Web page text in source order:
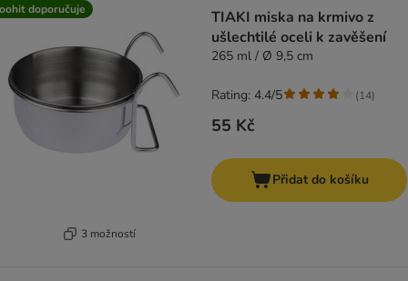
doporučuje
3 možností
TIAKI miska na krmivo z
ušlechtilé oceli k zavěšení
265 ml / Ø 9,5 cm
55 Kč
Rating: 4.4/5 (14)
Přidat do košíku